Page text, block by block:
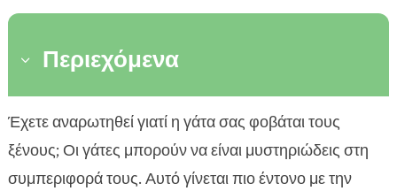
3 Περιεχόμενα
 Τι είναι ο φόβος γάτας για ξένους
 Πώς αναγνωρίζουμε τον φόβο της γάτας μας
 Γιατί οι γάτες φοβούνται τους ξένους
Έχετε αναρωτηθεί γιατί η γάτα σας φοβάται τους
ξένους; Οι γάτες μπορούν να είναι μυστηριώδεις στη
συμπεριφορά τους. Αυτό γίνεται πιο έντονο με την